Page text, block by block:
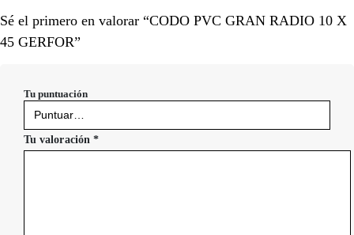
Sé el primero en valorar “CODO PVC GRAN RADIO 10 X
45 GERFOR”
Tu puntuación
Tu valoración *